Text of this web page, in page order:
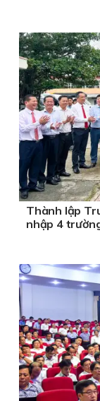
Thành lập
nhập 4